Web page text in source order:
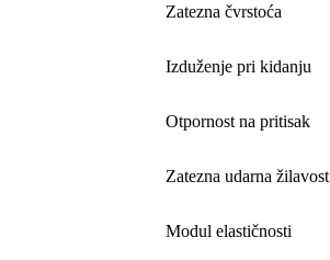
Zatezna čvrstoća
Izduženje pri kidanju
Otpornost na pritisak
Zatezna udarna žilavost
Modul elastičnosti